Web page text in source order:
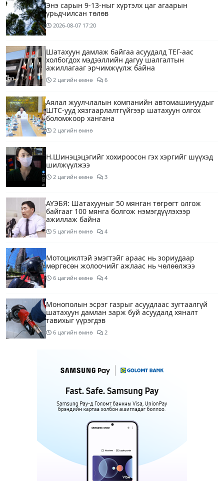
Энэ сарын 9-13-ныг хүртэлх цаг агаарын
урьдчилсан төлөв
2026-08-07 17:20
Шатахуун дамлаж байгаа асуудалд ТЕГ-аас
холбогдох мэдээллийн дагуу шалгалтын
ажиллагааг эрчимжүүлж байна
2 цагийн өмнө 6
Аялал жуулчлалын компанийн автомашинуудыг
ШТС-ууд хязгаарлалтгүйгээр шатахуун олгох
боломжоор хангана
2 цагийн өмнө
Н.Шинэцэцэгийг хохироосон гэх хэргийг шүүхэд
шилжүүлжээ
2 цагийн өмнө 3
АҮЭБЯ: Шатахууныг 50 мянган төгрөгт олгож
байгааг 100 мянга болгож нэмэгдүүлэхээр
ажиллаж байна
5 цагийн өмнө 4
Мотоциклтэй эмэгтэйг араас нь зориудаар
мөргөсөн жолоочийг ажлаас нь чөлөөлжээ
6 цагийн өмнө 4
Монополын эсрэг газрыг асуудлаас зугтаалгүй
шатахуун дамлан зарж буй асуудалд хяналт
тавихыг үүрэгдэв
6 цагийн өмнө 2
настай охиныг 7 дахь өдрөө хайж байна
АҮЭБЯ: Тэгш, сондгойг мөрдөөгүй 7 ШТС-д
торгууль ногдуулах, тусгай зөвшөөрлийг нь
цуцлах хүртэл арга хэмжээ авахыг сануулав
Боловсролын сайд Л.Энх-Амгалан Pearson
компанийн удирдлагуудтай уулзаж, хамтын
ажиллагааг гүнзгийрүүлэх талаар ярилцжээ